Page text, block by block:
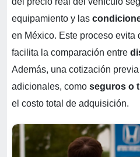
equipamiento y las
en México. Este proceso
facilita la comparación entre
Además, una cotización
adicionales, como seguros o
el costo total de adquisición.